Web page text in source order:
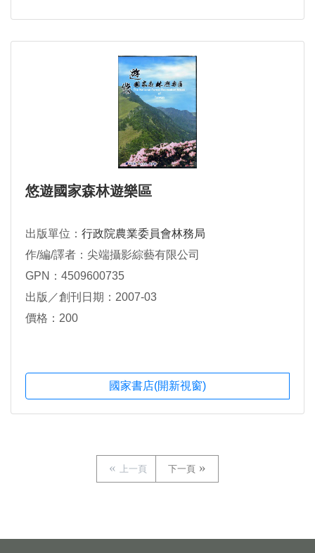
悠遊國家森林遊樂區
出版單位： 行政院農業委員會林務局
作/編/譯者：尖端攝影綜藝有限公司
GPN：4509600735
出版／創刊日期：2007-03
價格：200
國家書店(開新視窗)
上一頁 下一頁